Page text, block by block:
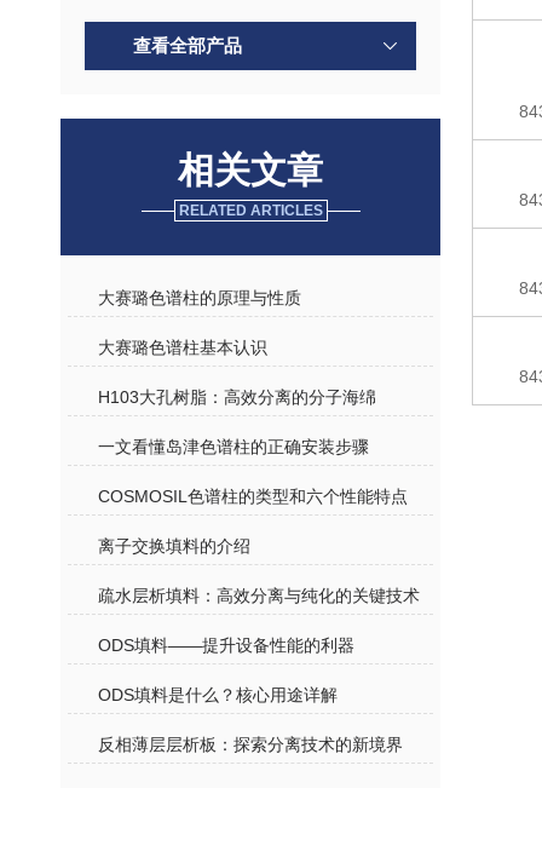
查看全部产品
相关文章
RELATED ARTICLES
大赛璐色谱柱的原理与性质
大赛璐色谱柱基本认识
H103大孔树脂：高效分离的分子海绵
一文看懂岛津色谱柱的正确安装步骤
COSMOSIL色谱柱的类型和六个性能特点
离子交换填料的介绍
疏水层析填料：高效分离与纯化的关键技术
ODS填料——提升设备性能的利器
ODS填料是什么？核心用途详解
反相薄层层析板：探索分离技术的新境界